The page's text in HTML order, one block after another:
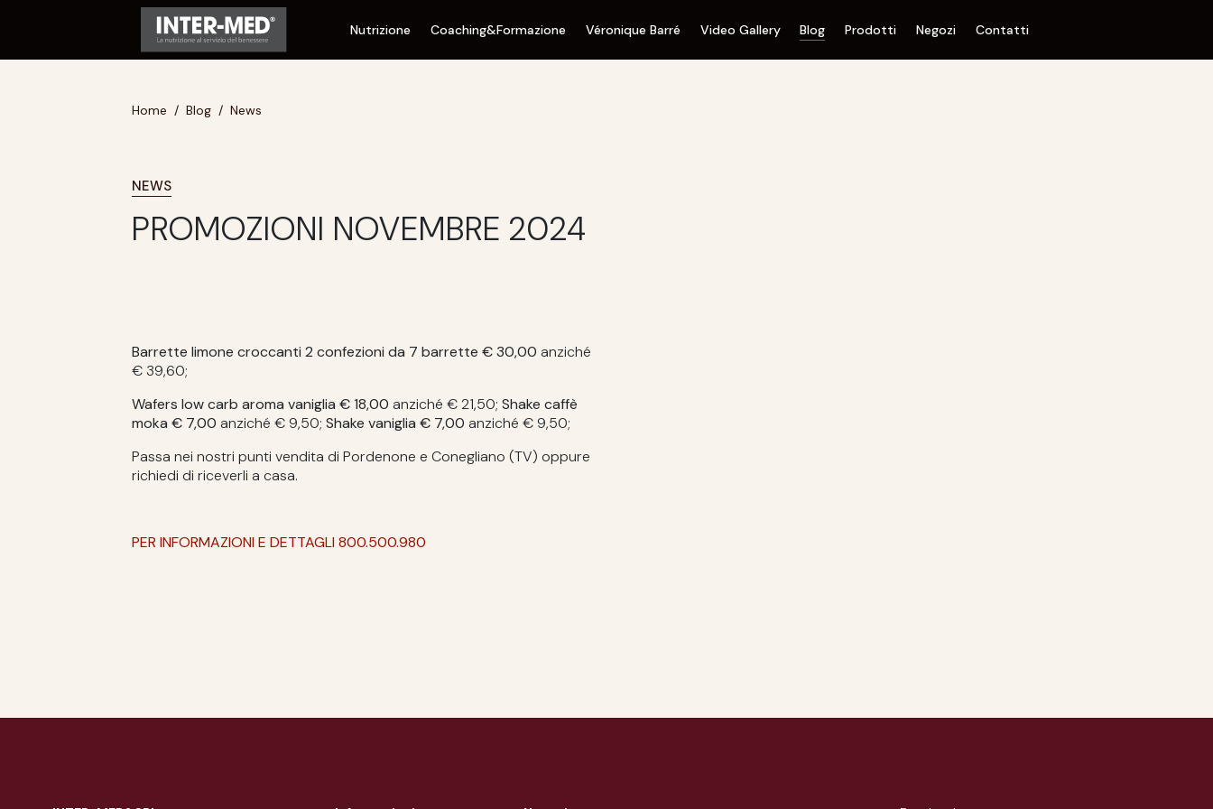
Nutrizione Coaching&Formazione Véronique Barré Video Gallery Blog Prodotti Negozi Contatti
Home Blog News
NEWS
PROMOZIONI NOVEMBRE 2024
Barrette limone croccanti 2 confezioni da 7 barrette € 30,00 anziché
€ 39,60;
Wafers low carb aroma vaniglia € 18,00anziché € 21,50; Shake caffè
moka € 7,00anziché € 9,50;Shake vaniglia € 7,00anziché € 9,50;
Passa nei nostri punti vendita di Pordenone e Conegliano (TV) oppure
richiedi di riceverli a casa.
PER INFORMAZIONI E DETTAGLI 800.500.980